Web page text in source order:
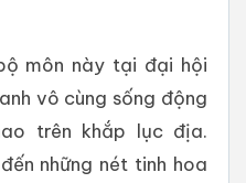
môn này tại đại hội
vô cùng sống động
trên khắp lục địa.
những nét tinh hoa